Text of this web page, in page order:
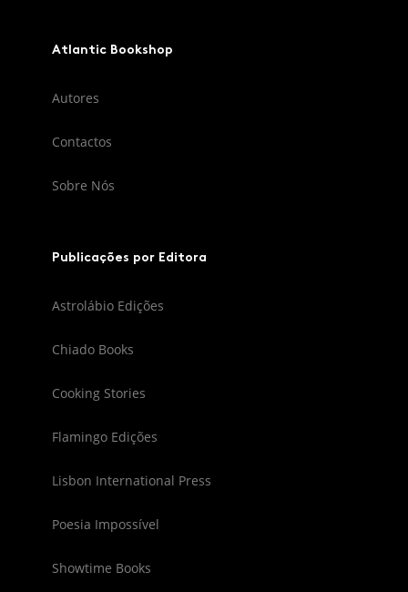
Atlantic Bookshop
Autores
Contactos
Sobre Nós
Publicações por Editora
Astrolábio Edições
Chiado Books
Cooking Stories
Flamingo Edições
Lisbon International Press
Poesia Impossível
Showtime Books